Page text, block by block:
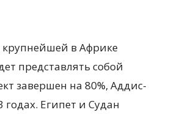
крупнейшей в Африке
представлять собой
завершен на 80%, Аддис-
Египет и Судан